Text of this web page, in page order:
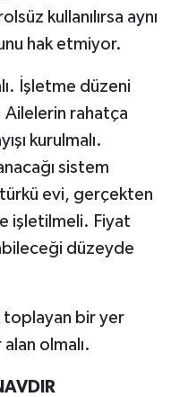
kullanılırsa aynı
hak etmiyor.
İşletme düzeni
Ailelerin rahatça
kurulmalı.
sistem
türkü evi, gerçekten
işletilmeli. Fiyat
düzeyde
toplayan bir yer
olmalı.